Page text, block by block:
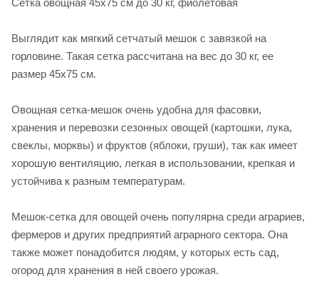
Сетка овощная 45х75 см до 30 кг, фиолетовая
Выглядит как мягкий сетчатый мешок с завязкой на
горловине. Такая сетка рассчитана на вес до 30 кг, ее
размер 45х75 см.
Овощная сетка-мешок очень удобна для фасовки,
хранения и перевозки сезонных овощей (картошки, лука,
свеклы, морквы) и фруктов (яблоки, груши), так как имеет
хорошую вентиляцию, легкая в использовании, крепкая и
устойчива к разным температурам.
Мешок-сетка для овощей очень популярна среди аграриев,
фермеров и других предприятий аграрного сектора. Она
также может понадобится людям, у которых есть сад,
огород для хранения в ней своего урожая.